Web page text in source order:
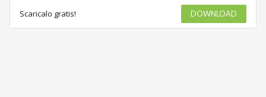
Scaricalo gratis! DOWNLOAD